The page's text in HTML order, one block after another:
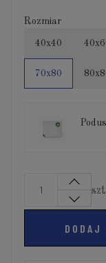
Rozmiar
40x40
70x80
DODAJ